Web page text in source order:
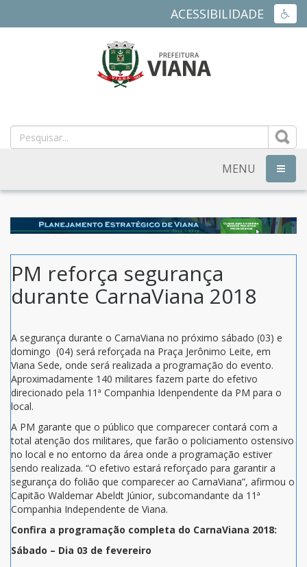
ACESSIBILIDADE
MUNICIPAL
DE
VIANA
ES
MENU
PM reforça segurança
durante CarnaViana 2018
A segurança durante o CarnaViana no próximo sábado (03) e
domingo (04) será reforçada na Praça Jerônimo Leite, em
Viana Sede, onde será realizada a programação do evento.
Aproximadamente 140 militares fazem parte do efetivo
direcionado pela 11ª Companhia Idenpendente da PM para o
local.
A PM garante que o público que comparecer contará com a
total atenção dos militares, que farão o policiamento ostensivo
no local e no entorno da área onde a programação estiver
sendo realizada. “O efetivo estará reforçado para garantir a
segurança do folião que comparecer ao CarnaViana”, afirmou o
Capitão Waldemar Abeldt Júnior, subcomandante da 11ª
Companhia Independente de Viana.
Confira a programação completa do CarnaViana 2018:
Sábado – Dia 03 de fevereiro